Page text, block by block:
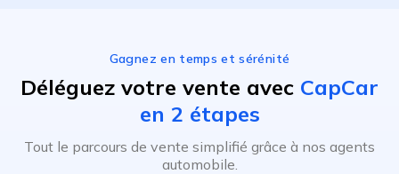
Gagnez en temps et sérénité
Déléguez votre vente avec CapCar
en 2 étapes
Tout le parcours de vente simplifié grâce à nos agents
automobile.